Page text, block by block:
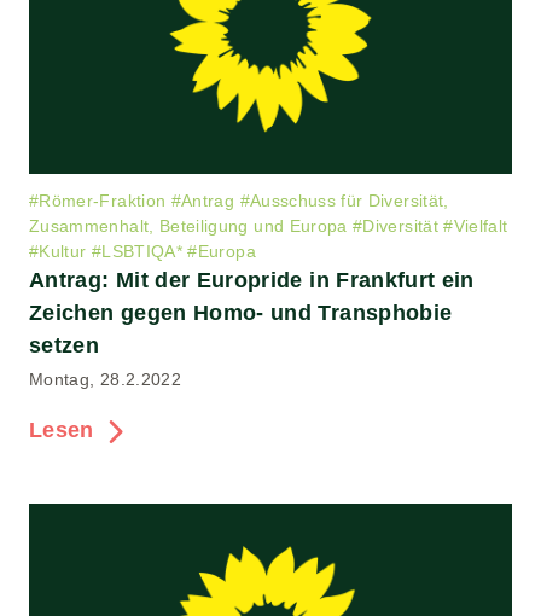
#Römer-Fraktion #Antrag #Ausschuss für Diversität,
Zusammenhalt, Beteiligung und Europa #Diversität #Vielfalt
#Kultur #LSBTIQA* #Europa
Antrag: Mit der Europride in Frankfurt ein
Zeichen gegen Homo- und Transphobie
setzen
Montag, 28.2.2022
Lesen